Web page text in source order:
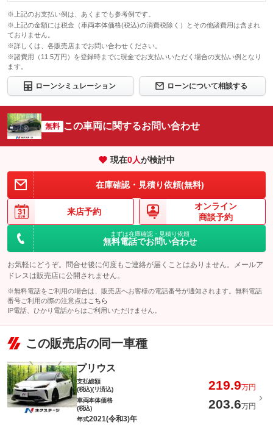
※上記のお支払い例は、あくまでも参考例です。
※上記の金額には税金（車両本体価格(税込)の消費税除く）とその他諸費用は含まれ
ておりません。
※詳しくは、各販売店までお問い合わせください。
※諸費用（11.5万円）を登録時までに現金でお支払いいただく場合の支払い例となり
ます。
ローンシミュレーション ローンについて相談する
無料 この車両に関するお問い合わせ
現在0人が検討中
在庫確認・見積り依頼(無料)
来店予約
オンライン
商談予約
まずは在庫確認・見積り依頼
無料電話でお問い合わせ
お気軽にどうぞ。問合せ後に何度もご連絡が届くことはありません。メールア
ドレスは販売店に公開されません。
※無料電話をご利用の場合は、販売店へお客様の電話番号が通知されます。無料電話
番号ご利用の際の注意点は こちら
IP電話、ひかり電話からはご利用いただけません。
この販売店の同一車種
プリウス
支払総額
(税込)(リ済込)
219.9万円
車両本体価格
(税込)
203.6万円
年式2021(令和3)年